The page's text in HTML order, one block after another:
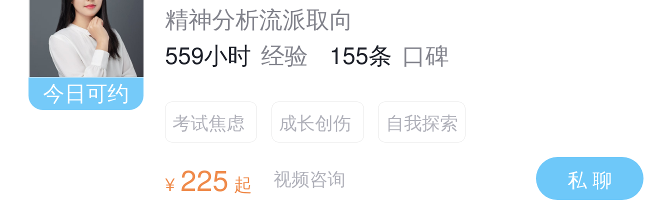
今日可约
精神分析流派取向
559小时 经验 155条 口碑
考试焦虑 成长创伤 自我探索
¥ 225 起 视频咨询 私 聊